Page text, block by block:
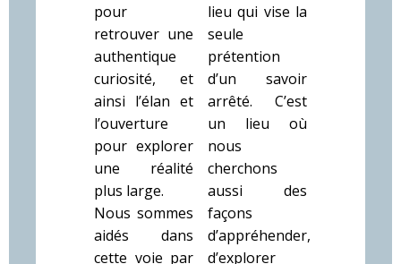
pour
retrouver une
authentique
curiosité, et
ainsi l’élan et
l’ouverture
pour explorer
une réalité
plus large.
Nous sommes
aidés dans
cette voie par
lieu qui vise la
seule
prétention
d’un savoir
arrêté. C’est
un lieu où
nous
cherchons
aussi des
façons
d’appréhender,
d’explorer